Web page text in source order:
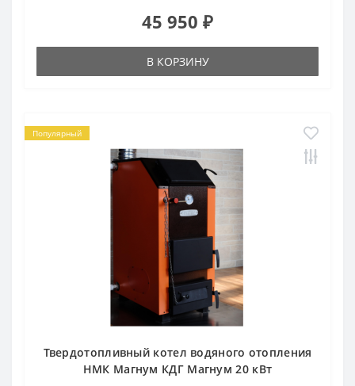
45 950 ₽
В КОРЗИНУ
Популярный
Твердотопливный котел водяного отопления
НМК Магнум КДГ Магнум 20 кВт